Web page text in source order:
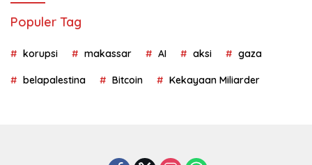
Populer Tag
korupsi makassar AI aksi gaza
belapalestina Bitcoin Kekayaan Miliarder